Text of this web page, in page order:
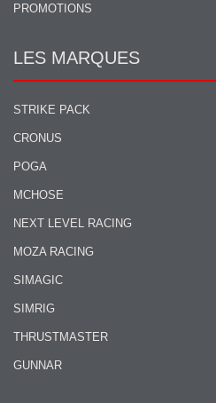
PROMOTIONS
LES MARQUES
STRIKE PACK
CRONUS
POGA
MCHOSE
NEXT LEVEL RACING
MOZA RACING
SIMAGIC
SIMRIG
THRUSTMASTER
GUNNAR